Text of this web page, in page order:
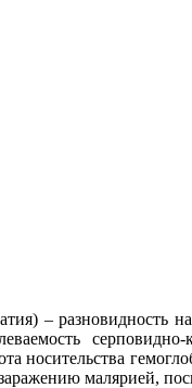
– разновидность
носительства
малярией,